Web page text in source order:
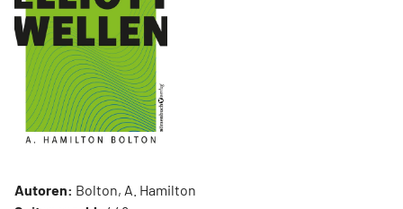
Autoren: Bolton, A. Hamilton